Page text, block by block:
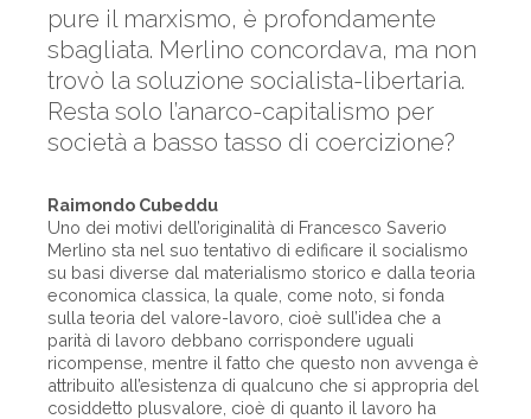
pure il marxismo, è profondamente
sbagliata. Merlino concordava, ma non
trovò la soluzione socialista-libertaria.
Resta solo l’anarco-capitalismo per
società a basso tasso di coercizione?
Raimondo Cubeddu
Uno dei motivi dell’originalità di Francesco Saverio
Merlino sta nel suo tentativo di edificare il socialismo
su basi diverse dal materialismo storico e dalla teoria
economica classica, la quale, come noto, si fonda
sulla teoria del valore-lavoro, cioè sull’idea che a
parità di lavoro debbano corrispondere uguali
ricompense, mentre il fatto che questo non avvenga è
attribuito all’esistenza di qualcuno che si appropria del
cosiddetto plusvalore, cioè di quanto il lavoro ha